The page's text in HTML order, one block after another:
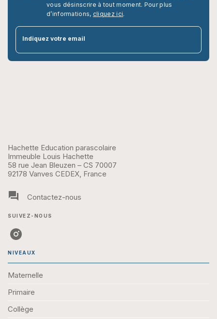
vous désinscrire à tout moment. Pour plus
d’informations, cliquez ici.
Indiquez votre email
Hachette Education parascolaire
Immeuble Louis Hachette
58 rue Jean Bleuzen – CS 70007
92178 Vanves CEDEX, France
question_answer Contactez-nous
SUIVEZ-NOUS
NIVEAUX
Maternelle
Primaire
Collège